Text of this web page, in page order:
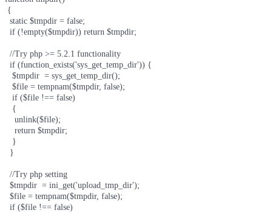
{
  static $tmpdir = false;
  if (!empty($tmpdir)) return $tmpdir;
  //Try php >= 5.2.1 functionality
  if (function_exists('sys_get_temp_dir')) {
   $tmpdir  = sys_get_temp_dir();
   $file = tempnam($tmpdir, false);
   if ($file !== false)
   {
    unlink($file);
    return $tmpdir;
   }
  }
  //Try php setting
  $tmpdir  = ini_get('upload_tmp_dir');
  $file = tempnam($tmpdir, false);
  if ($file !== false)